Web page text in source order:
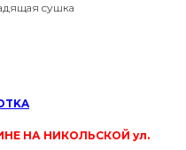
сушка
НА НИКОЛЬСКОЙ ул.